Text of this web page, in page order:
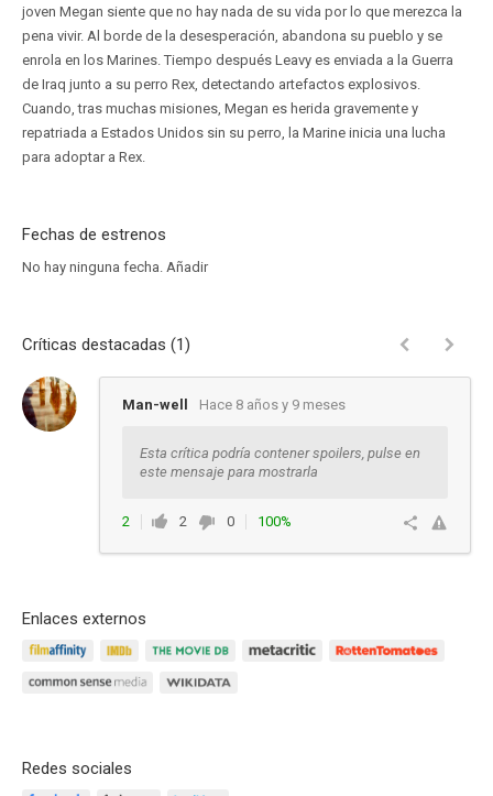
joven Megan siente que no hay nada de su vida por lo que merezca la
pena vivir. Al borde de la desesperación, abandona su pueblo y se
enrola en los Marines. Tiempo después Leavy es enviada a la Guerra
de Iraq junto a su perro Rex, detectando artefactos explosivos.
Cuando, tras muchas misiones, Megan es herida gravemente y
repatriada a Estados Unidos sin su perro, la Marine inicia una lucha
para adoptar a Rex.
Fechas de estrenos
No hay ninguna fecha. Añadir
Críticas destacadas (1)
Man-well Hace 8 años y 9 meses
Esta crítica podría contener spoilers, pulse en
este mensaje para mostrarla
2 2 0
100%
Enlaces externos
Redes sociales